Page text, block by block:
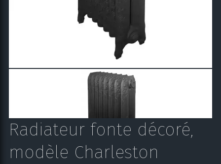
Radiateur fonte décoré,
modèle Charleston